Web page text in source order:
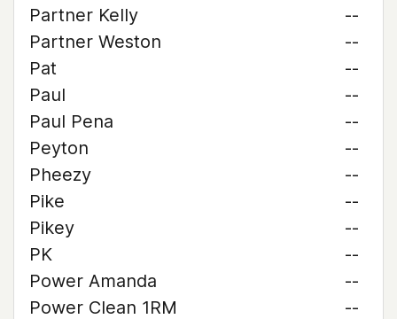
Partner Kelly
--
Partner Weston
--
Pat
--
Paul
--
Paul Pena
--
Peyton
--
Pheezy
--
Pike
--
Pikey
--
PK
--
Power Amanda
--
Power Clean 1RM
--